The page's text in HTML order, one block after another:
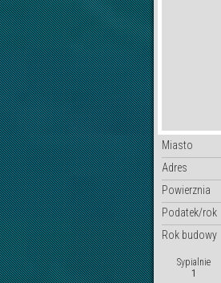
Miasto
Adres
Powierznia
Podatek/rok
Rok budowy
Sypialnie
1